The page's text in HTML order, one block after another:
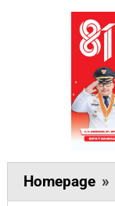
Homepage »